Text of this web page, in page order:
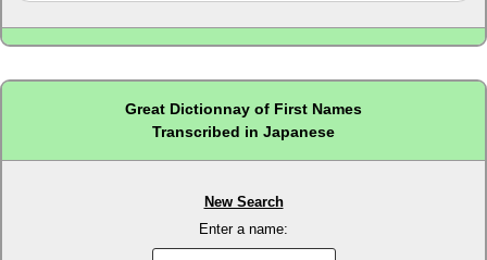
Great Dictionnay of First Names
Transcribed in Japanese
New Search
Enter a name: